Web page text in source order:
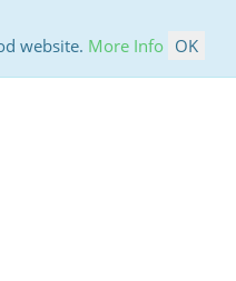
website. More Info OK